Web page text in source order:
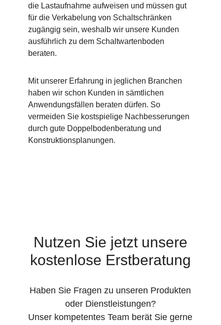
die Lastaufnahme aufweisen und müssen gut
für die Verkabelung von Schaltschränken
zugängig sein, weshalb wir unsere Kunden
ausführlich zu dem Schaltwartenboden
beraten.
Mit unserer Erfahrung in jeglichen Branchen
haben wir schon Kunden in sämtlichen
Anwendungsfällen beraten dürfen. So
vermeiden Sie kostspielige Nachbesserungen
durch gute Doppelbodenberatung und
Konstruktionsplanungen.
Nutzen Sie jetzt unsere
kostenlose Erstberatung
Haben Sie Fragen zu unseren Produkten
oder Dienstleistungen?
Unser kompetentes Team berät Sie gerne